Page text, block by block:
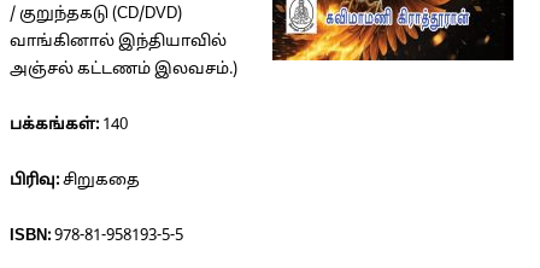
/ குறுந்தகடு (CD/DVD)
வாங்கினால் இந்தியாவில்
அஞ்சல் கட்டணம் இலவசம்.)
பக்கங்கள்: 140
பிரிவு:சிறுகதை
ISBN:978-81-958193-5-5